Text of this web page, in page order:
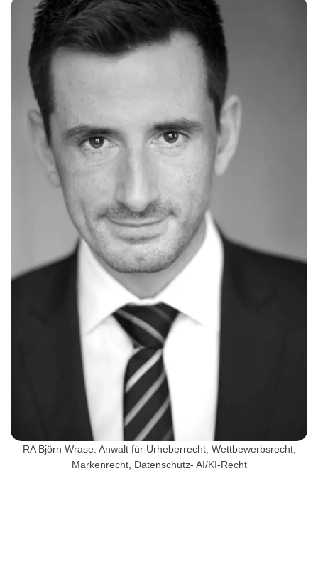
RA Björn Wrase: Anwalt für Urheberrecht, Wettbewerbsrecht,
Markenrecht, Datenschutz- AI/KI-Recht